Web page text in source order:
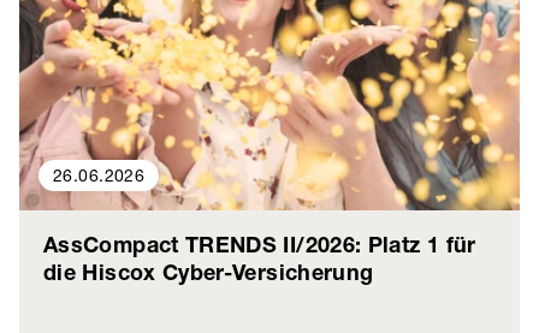
26.06.2026
AssCompact TRENDS II/2026: Platz 1 für
die Hiscox Cyber-Versicherung